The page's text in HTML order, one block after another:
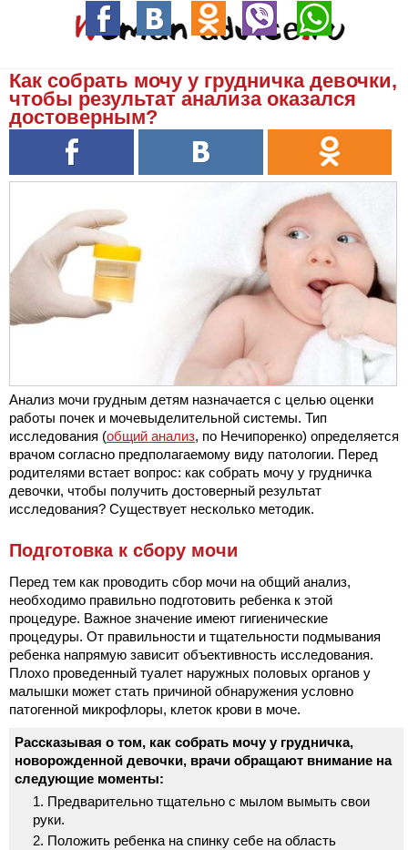
Как собрать мочу у грудничка девочки,
чтобы результат анализа оказался
достоверным?
Анализ мочи грудным детям назначается с целью оценки
работы почек и мочевыделительной системы. Тип
исследования (общий анализ, по Нечипоренко) определяется
врачом согласно предполагаемому виду патологии. Перед
родителями встает вопрос: как собрать мочу у грудничка
девочки, чтобы получить достоверный результат
исследования? Существует несколько методик.
Подготовка к сбору мочи
Перед тем как проводить сбор мочи на общий анализ,
необходимо правильно подготовить ребенка к этой
процедуре. Важное значение имеют гигиенические
процедуры. От правильности и тщательности подмывания
ребенка напрямую зависит объективность исследования.
Плохо проведенный туалет наружных половых органов у
малышки может стать причиной обнаружения условно
патогенной микрофлоры, клеток крови в моче.
Рассказывая о том, как собрать мочу у грудничка,
новорожденной девочки, врачи обращают внимание на
следующие моменты:
Предварительно тщательно с мылом вымыть свои
руки.
Положить ребенка на спинку себе на область